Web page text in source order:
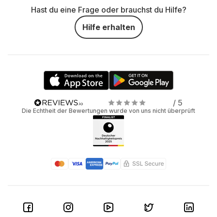
Hast du eine Frage oder brauchst du Hilfe?
Hilfe erhalten
/ 5
Die Echtheit der Bewertungen wurde von uns nicht überprüft